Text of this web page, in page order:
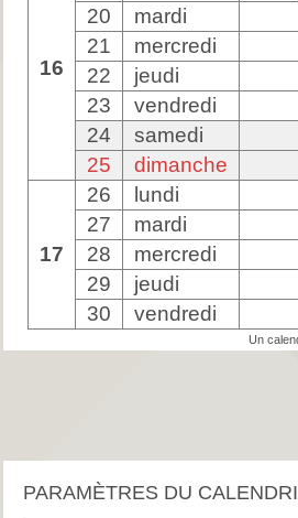
16
20
mardi
21
mercredi
22
jeudi
23
vendredi
24
samedi
25
dimanche
17
26
lundi
27
mardi
28
mercredi
29
jeudi
30
vendredi
Un
PARAMÈTRES DU